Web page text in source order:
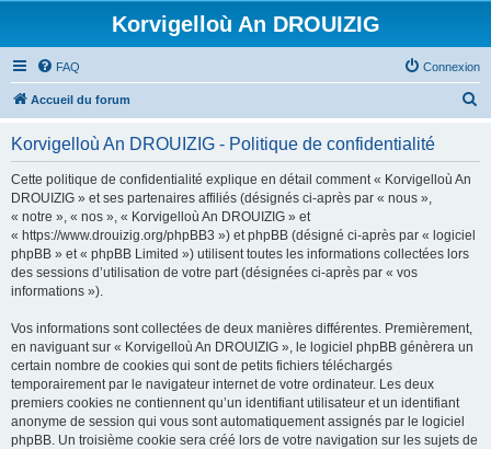
Korvigelloù An DROUIZIG
FAQ Connexion
Accueil du forum
Korvigelloù An DROUIZIG - Politique de confidentialité
Cette politique de confidentialité explique en détail comment « Korvigelloù An
DROUIZIG » et ses partenaires affiliés (désignés ci-après par « nous »,
« notre », « nos », « Korvigelloù An DROUIZIG » et
« https://www.drouizig.org/phpBB3 ») et phpBB (désigné ci-après par « logiciel
phpBB » et « phpBB Limited ») utilisent toutes les informations collectées lors
des sessions d’utilisation de votre part (désignées ci-après par « vos
informations »).
Vos informations sont collectées de deux manières différentes. Premièrement,
en naviguant sur « Korvigelloù An DROUIZIG », le logiciel phpBB génèrera un
certain nombre de cookies qui sont de petits fichiers téléchargés
temporairement par le navigateur internet de votre ordinateur. Les deux
premiers cookies ne contiennent qu’un identifiant utilisateur et un identifiant
anonyme de session qui vous sont automatiquement assignés par le logiciel
phpBB. Un troisième cookie sera créé lors de votre navigation sur les sujets de